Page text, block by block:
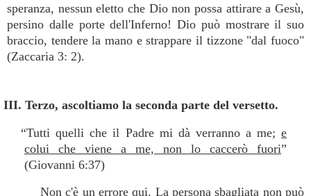
speranza, nessun eletto che Dio non possa attirare a Gesù,
persino dalle porte dell'Inferno! Dio può mostrare il suo
braccio, tendere la mano e strappare il tizzone "dal fuoco"
(Zaccaria 3: 2).
III. Terzo, ascoltiamo la seconda parte del versetto.
“Tutti quelli che il Padre mi dà verranno a me; e
colui che viene a me, non lo caccerò fuori”
(Giovanni 6:37)
Non c'è un errore qui. La persona sbagliata non può